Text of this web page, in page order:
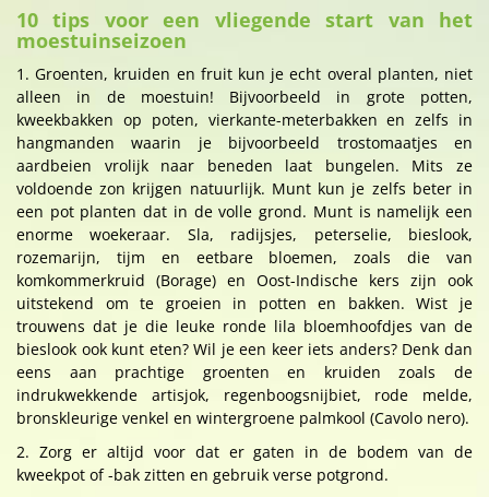
10 tips voor een vliegende start van het
moestuinseizoen
1. Groenten, kruiden en fruit kun je echt overal planten, niet
alleen in de moestuin! Bijvoorbeeld in grote potten,
kweekbakken op poten, vierkante-meterbakken en zelfs in
hangmanden waarin je bijvoorbeeld trostomaatjes en
aardbeien vrolijk naar beneden laat bungelen. Mits ze
voldoende zon krijgen natuurlijk. Munt kun je zelfs beter in
een pot planten dat in de volle grond. Munt is namelijk een
enorme woekeraar. Sla, radijsjes, peterselie, bieslook,
rozemarijn, tijm en eetbare bloemen, zoals die van
komkommerkruid (Borage) en Oost-Indische kers zijn ook
uitstekend om te groeien in potten en bakken. Wist je
trouwens dat je die leuke ronde lila bloemhoofdjes van de
bieslook ook kunt eten? Wil je een keer iets anders? Denk dan
eens aan prachtige groenten en kruiden zoals de
indrukwekkende artisjok, regenboogsnijbiet, rode melde,
bronskleurige venkel en wintergroene palmkool (Cavolo nero).
2. Zorg er altijd voor dat er gaten in de bodem van de
kweekpot of -bak zitten en gebruik verse potgrond.